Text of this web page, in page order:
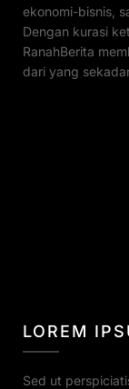
ekonomi-bisnis,
Dengan kurasi
RanahBerita
dari yang
LOREM
Sed ut